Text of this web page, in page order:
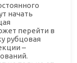
начать
перейти в
рубцовая
–